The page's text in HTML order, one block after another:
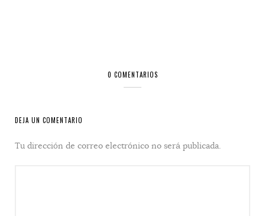
0 COMENTARIOS
DEJA UN COMENTARIO
Tu dirección de correo electrónico no será publicada.